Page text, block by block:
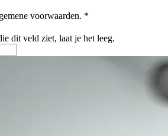
voorwaarden. *
dit veld ziet, laat je het leeg.